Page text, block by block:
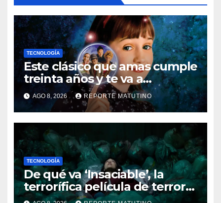
TECNOLOGÍA
Este clásico que amas cumple
treinta años y te va a
sorprender su enorme
influencia en el cine
AGO 8, 2026 REPORTE MATUTINO
TECNOLOGÍA
De qué va ‘Insaciable’, la
terrorífica película de terror
que seguro no conoces y te